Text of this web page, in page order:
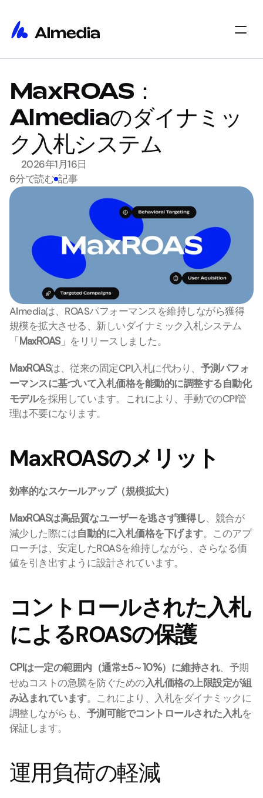
ホーム
インサイト
概要
採用情報
採用情報
始める
MaxROAS：
Almediaのダイナミッ
ク入札システム
2026年1月16日
6分で読む 記事
Almediaは、ROASパフォーマンスを維持しながら獲得
規模を拡大させる、新しいダイナミック入札システム
「MaxROAS」をリリースしました。
MaxROASは、従来の固定CPI入札に代わり、 予測パフォ
ーマンスに基づいて入札価格を能動的に調整する自動化
モデルを採用しています。これにより、手動でのCPI管
理は不要になります。
MaxROASのメリット
効率的なスケールアップ（規模拡大）
MaxROASは高品質なユーザーを逃さず獲得し、競合が
減少した際には自動的に入札価格を下げます。このアプ
ローチは、安定したROASを維持しながら、さらなる価
値を引き出すように設計されています。
コントロールされた入札
によるROASの保護
CPIは一定の範囲内（通常±5～10%）に維持され、予期
せぬコストの急騰を防ぐための入札価格の上限設定が組
み込まれています。これにより、入札をダイナミックに
調整しながらも、 予測可能でコントロールされた入札を
保証します。
運用負荷の軽減